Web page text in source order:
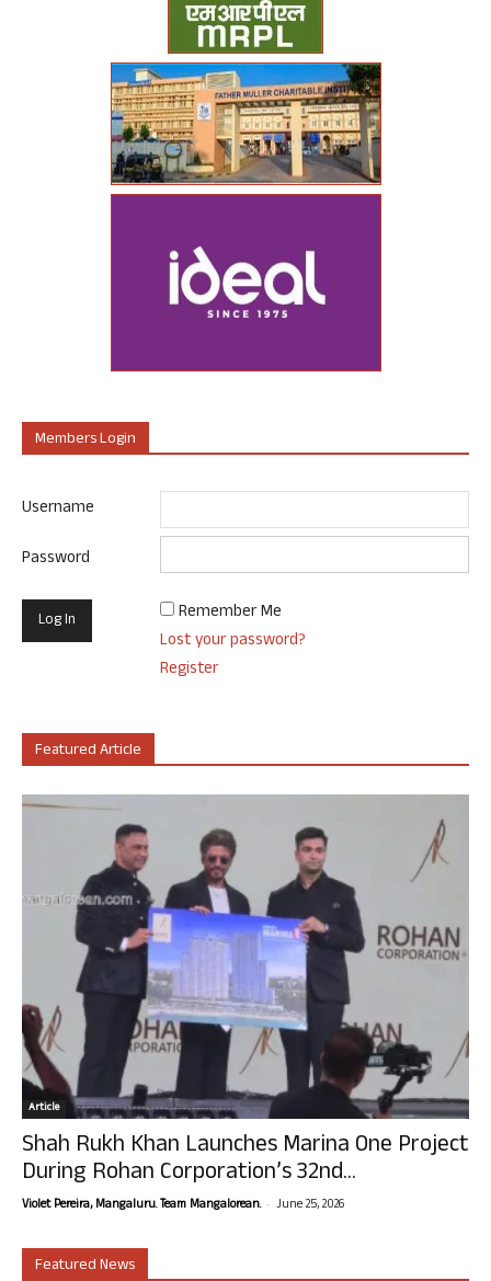
Members Login
Username
Password
Remember Me
Lost your password?
Register
Featured Article
Article
Shah Rukh Khan Launches Marina One Project
During Rohan Corporation’s 32nd...
Violet Pereira, Mangaluru. Team Mangalorean. - June 25, 2026
Featured News